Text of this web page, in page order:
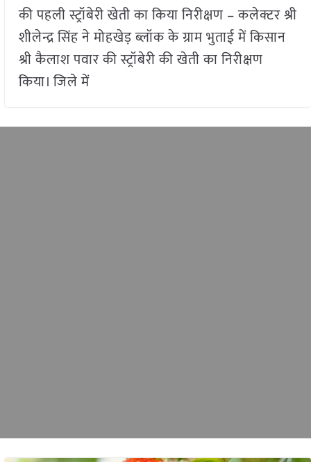
की पहली स्ट्रॉबेरी खेती का किया निरीक्षण – कलेक्टर श्री
शीलेन्द्र सिंह ने मोहखेड़ ब्लॉक के ग्राम भुताई में किसान
श्री कैलाश पवार की स्ट्रॉबेरी की खेती का निरीक्षण
किया। जिले में